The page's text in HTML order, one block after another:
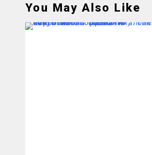
You May Also Like